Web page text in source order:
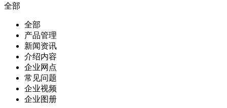
全部
全部
产品管理
新闻资讯
介绍内容
企业网点
常见问题
企业视频
企业图册